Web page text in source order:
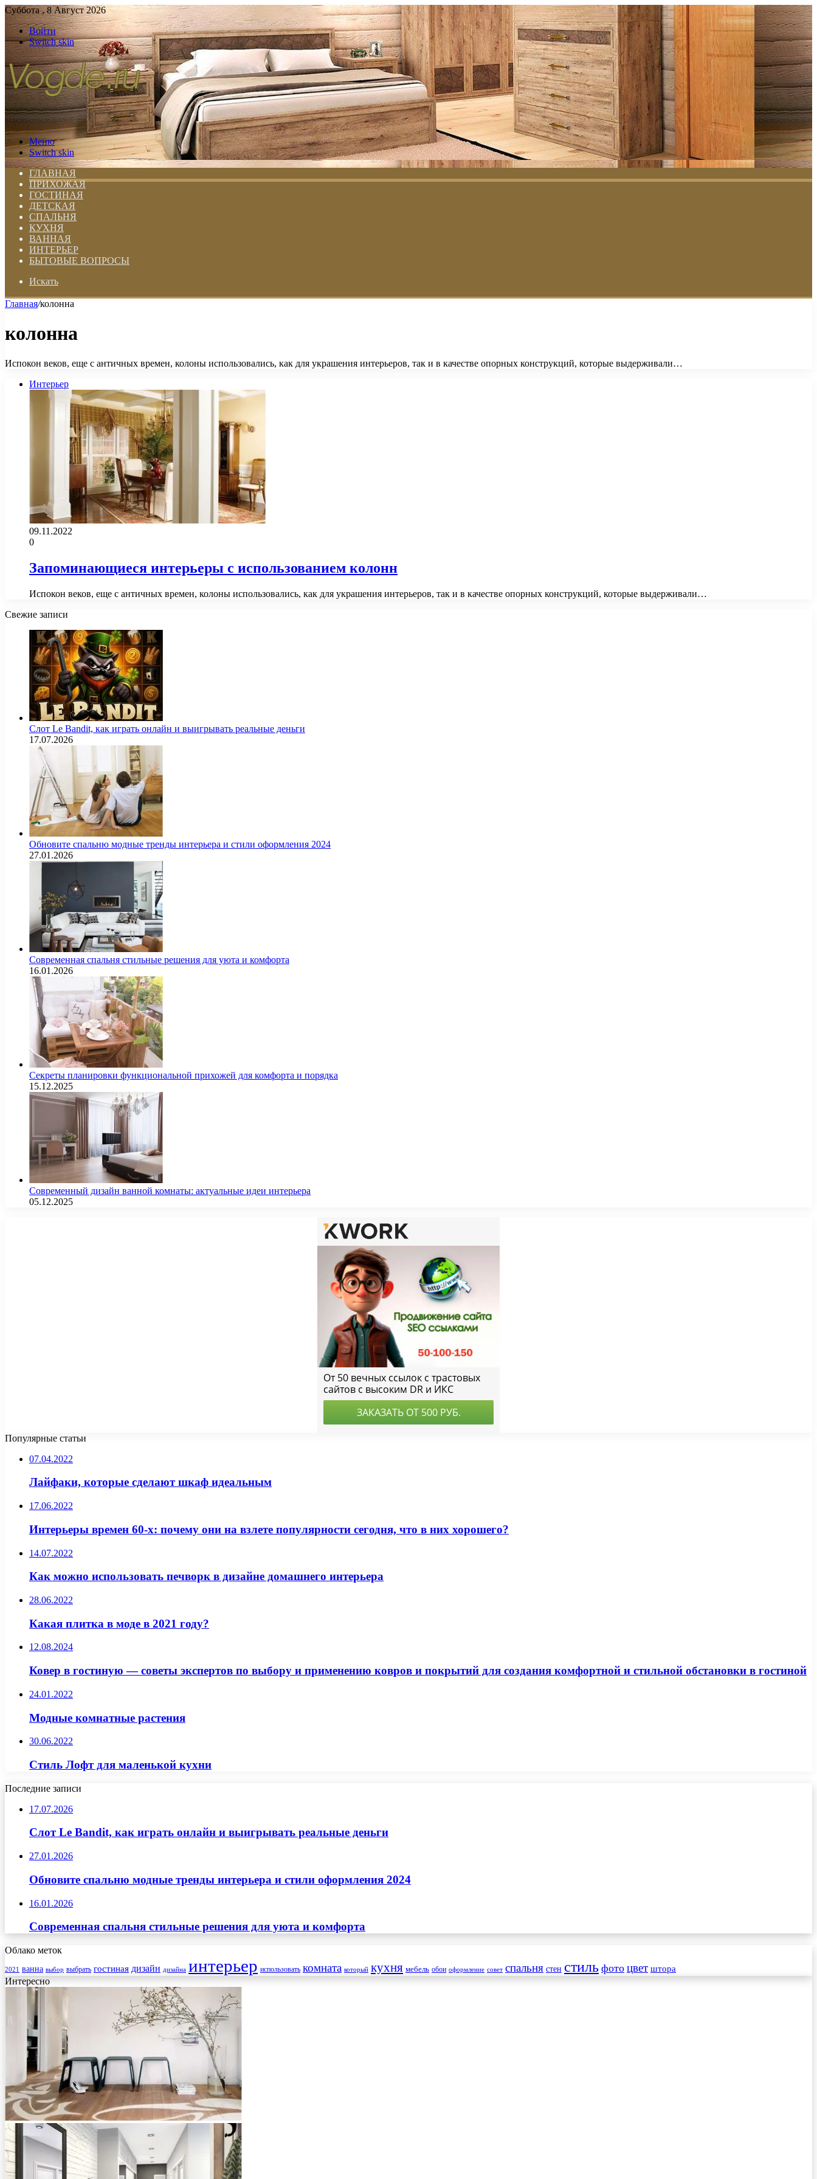
Суббота , 8 Август 2026
Войти
Switch skin
Меню
Switch skin
ГЛАВНАЯ
ПРИХОЖАЯ
ГОСТИНАЯ
ДЕТСКАЯ
СПАЛЬНЯ
КУХНЯ
ВАННАЯ
ИНТЕРЬЕР
БЫТОВЫЕ ВОПРОСЫ
Искать
Главная/колонна
колонна
Испокон веков, еще с античных времен, колоны использовались, как для украшения интерьеров, так и в качестве опорных конструкций, которые выдерживали…
Интерьер
09.11.2022
0
Запоминающиеся интерьеры с использованием колонн
Испокон веков, еще с античных времен, колоны использовались, как для украшения интерьеров, так и в качестве опорных конструкций, которые выдерживали…
Свежие записи
Слот Le Bandit, как играть онлайн и выигрывать реальные деньги
17.07.2026
Обновите спальню модные тренды интерьера и стили оформления 2024
27.01.2026
Современная спальня стильные решения для уюта и комфорта
16.01.2026
Секреты планировки функциональной прихожей для комфорта и порядка
15.12.2025
Современный дизайн ванной комнаты: актуальные идеи интерьера
05.12.2025
Популярные статьи
07.04.2022
Лайфаки, которые сделают шкаф идеальным
17.06.2022
Интерьеры времен 60-х: почему они на взлете популярности сегодня, что в них хорошего?
14.07.2022
Как можно использовать печворк в дизайне домашнего интерьера
28.06.2022
Какая плитка в моде в 2021 году?
12.08.2024
Ковер в гостиную — советы экспертов по выбору и применению ковров и покрытий для создания комфортной и стильной обстановки в гостиной
24.01.2022
Модные комнатные растения
30.06.2022
Стиль Лофт для маленькой кухни
Последние записи
17.07.2026
Слот Le Bandit, как играть онлайн и выигрывать реальные деньги
27.01.2026
Обновите спальню модные тренды интерьера и стили оформления 2024
16.01.2026
Современная спальня стильные решения для уюта и комфорта
Облако меток
2021 ванна выбор выбрать гостиная дизайн дизайна интерьер использовать комната который кухня мебель обои оформление совет спальня стен стиль фото цвет штора
Интересно